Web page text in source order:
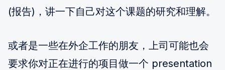
(报告)，讲一下自己对这个课题的研究和理解。
或者是一些在外企工作的朋友，上司可能也会
要求你对正在进行的项目做一个 presentation